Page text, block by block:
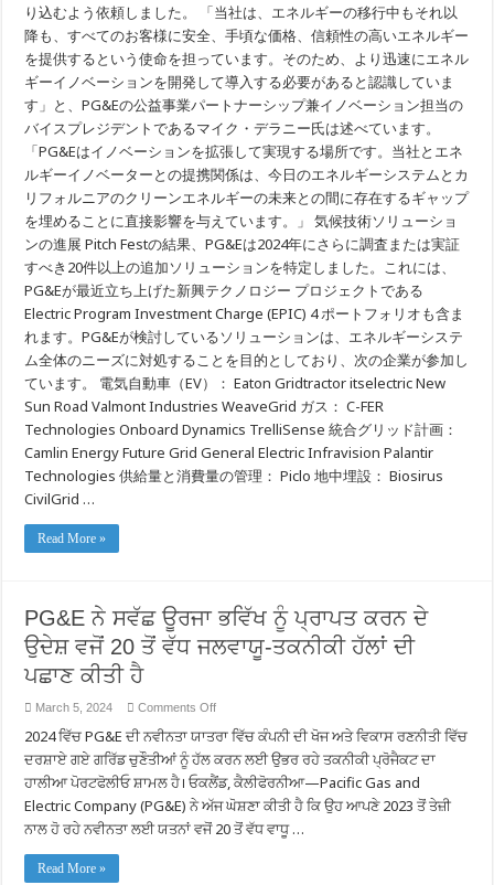
術
ソ
ュ
ー
シ
ョ
ン
を
特
定
り込むよう依頼しました。 「当社は、エネルギーの移行中もそれ以
降も、すべてのお客様に安全、手頃な価格、信頼性の高いエネルギー
を提供するという使命を担っています。そのため、より迅速にエネル
ギーイノベーションを開発して導入する必要があると認識していま
す」と、PG&Eの公益事業パートナーシップ兼イノベーション担当の
バイスプレジデントであるマイク・デラニー氏は述べています。
「PG&Eはイノベーションを拡張して実現する場所です。当社とエネ
ルギーイノベーターとの提携関係は、今日のエネルギーシステムとカ
リフォルニアのクリーンエネルギーの未来との間に存在するギャップ
を埋めることに直接影響を与えています。」 気候技術ソリューショ
ンの進展 Pitch Festの結果、PG&Eは2024年にさらに調査または実証
すべき20件以上の追加ソリューションを特定しました。これには、
PG&Eが最近立ち上げた新興テクノロジー プロジェクトである
Electric Program Investment Charge (EPIC) 4 ポートフォリオも含ま
れます。PG&Eが検討しているソリューションは、エネルギーシステ
ム全体のニーズに対処することを目的としており、次の企業が参加し
ています。 電気自動車（EV）： Eaton Gridtractor itselectric New
Sun Road Valmont Industries WeaveGrid ガス： C-FER
Technologies Onboard Dynamics TrelliSense 統合グリッド計画：
Camlin Energy Future Grid General Electric Infravision Palantir
Technologies 供給量と消費量の管理： Piclo 地中埋設： Biosirus
CivilGrid …
Read More »
PG&E ਨੇ ਸਵੱਛ ਊਰਜਾ ਭਵਿੱਖ ਨੂੰ ਪ੍ਰਾਪਤ ਕਰਨ ਦੇ
ਉਦੇਸ਼ ਵਜੋਂ 20 ਤੋਂ ਵੱਧ ਜਲਵਾਯੂ-ਤਕਨੀਕੀ ਹੱਲਾਂ ਦੀ
ਪਛਾਣ ਕੀਤੀ ਹੈ
March 5, 2024 Comments Offon
ਨੇ
ਊਰਜਾ
ਭਵਿੱਖ
ਨੂੰ
ਪ੍ਰਾਪਤ
ਕਰਨ
ਦੇ
2024 ਵਿੱਚ PG&E ਦੀ ਨਵੀਨਤਾ ਯਾਤਰਾ ਵਿੱਚ ਕੰਪਨੀ ਦੀ ਖੋਜ ਅਤੇ ਵਿਕਾਸ ਰਣਨੀਤੀ ਵਿੱਚ
ਦਰਸ਼ਾਏ ਗਏ ਗਰਿੱਡ ਚੁਣੌਤੀਆਂ ਨੂੰ ਹੱਲ ਕਰਨ ਲਈ ਉਭਰ ਰਹੇ ਤਕਨੀਕੀ ਪ੍ਰੋਜੈਕਟ ਦਾ
ਹਾਲੀਆ ਪੋਰਟਫੋਲੀਓ ਸ਼ਾਮਲ ਹੈ। ਓਕਲੈਂਡ, ਕੈਲੀਫੋਰਨੀਆ—Pacific Gas and
Electric Company (PG&E) ਨੇ ਅੱਜ ਘੋਸ਼ਣਾ ਕੀਤੀ ਹੈ ਕਿ ਉਹ ਆਪਣੇ 2023 ਤੋਂ ਤੇਜ਼ੀ
ਨਾਲ ਹੋ ਰਹੇ ਨਵੀਨਤਾ ਲਈ ਯਤਨਾਂ ਵਜੋਂ 20 ਤੋਂ ਵੱਧ ਵਾਧੂ …
Read More »